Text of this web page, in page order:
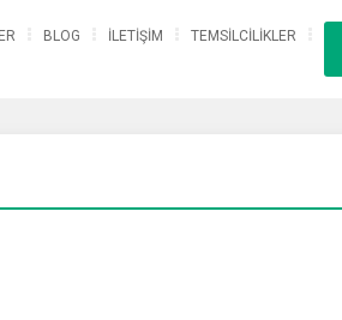
BLOG İLETİŞİM TEMSİLCİLİKLER